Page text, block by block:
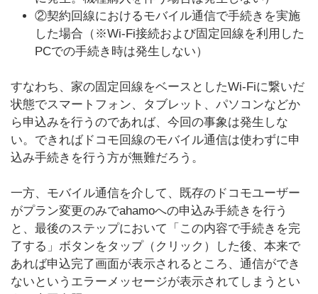
②契約回線におけるモバイル通信で手続きを実施
した場合（※Wi-Fi接続および固定回線を利用した
PCでの手続き時は発生しない）
すなわち、家の固定回線をベースとしたWi-Fiに繋いだ
状態でスマートフォン、タブレット、パソコンなどか
ら申込みを行うのであれば、今回の事象は発生しな
い。できればドコモ回線のモバイル通信は使わずに申
込み手続きを行う方が無難だろう。
一方、モバイル通信を介して、既存のドコモユーザー
がプラン変更のみでahamoへの申込み手続きを行う
と、最後のステップにおいて「この内容で手続きを完
了する」ボタンをタップ（クリック）した後、本来で
あれば申込完了画面が表示されるところ、通信ができ
ないというエラーメッセージが表示されてしまうとい